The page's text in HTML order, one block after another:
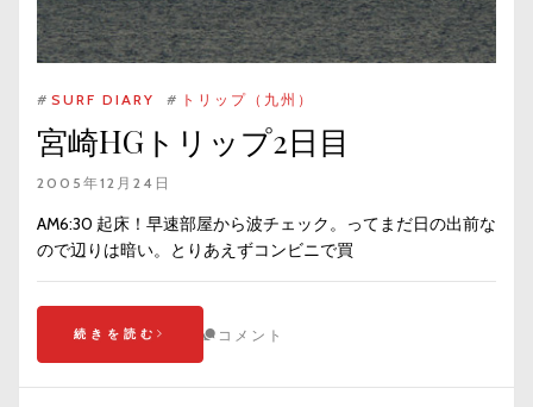
# SURF DIARY # トリップ（九州）
宮崎HGトリップ2日目
2005年12月24日
AM6:30 起床！早速部屋から波チェック。ってまだ日の出前な
ので辺りは暗い。とりあえずコンビニで買
続きを読む コメント